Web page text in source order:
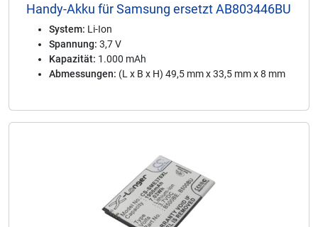
Handy-Akku für Samsung ersetzt AB803446BU
System: Li-Ion
Spannung: 3,7 V
Kapazität: 1.000 mAh
Abmessungen: (L x B x H) 49,5 mm x 33,5 mm x 8 mm